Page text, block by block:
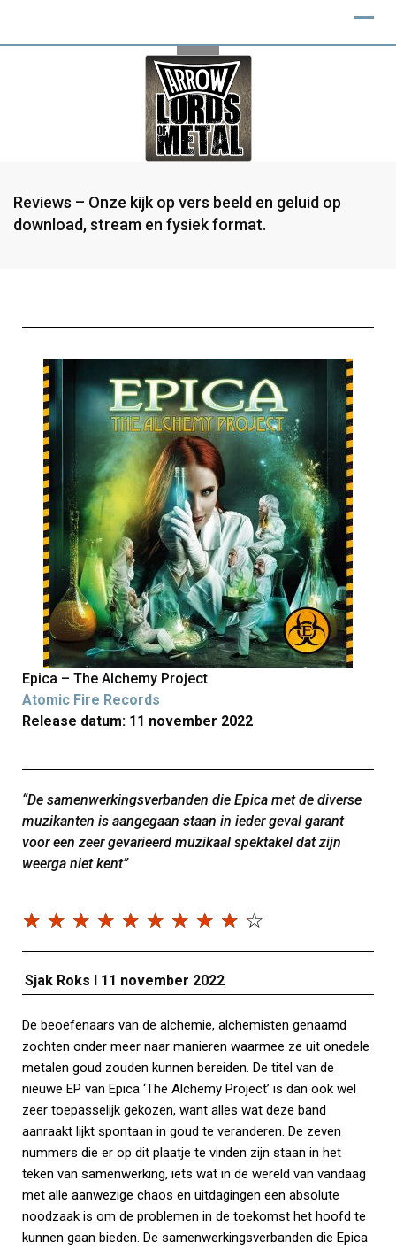
Reviews – Onze kijk op vers beeld en geluid op
download, stream en fysiek format.
Epica – The Alchemy Project
Atomic Fire Records
Release datum: 11 november 2022
“De samenwerkingsverbanden die Epica met de diverse
muzikanten is aangegaan staan in ieder geval garant
voor een zeer gevarieerd muzikaal spektakel dat zijn
weerga niet kent”
☆ ☆ ☆ ☆ ☆ ☆ ☆ ☆ ☆ ☆
Sjak Roks I 11 november 2022
De beoefenaars van de alchemie, alchemisten genaamd
zochten onder meer naar manieren waarmee ze uit onedele
metalen goud zouden kunnen bereiden. De titel van de
nieuwe EP van Epica ‘The Alchemy Project’ is dan ook wel
zeer toepasselijk gekozen, want alles wat deze band
aanraakt lijkt spontaan in goud te veranderen. De zeven
nummers die er op dit plaatje te vinden zijn staan in het
teken van samenwerking, iets wat in de wereld van vandaag
met alle aanwezige chaos en uitdagingen een absolute
noodzaak is om de problemen in de toekomst het hoofd te
kunnen gaan bieden. De samenwerkingsverbanden die Epica